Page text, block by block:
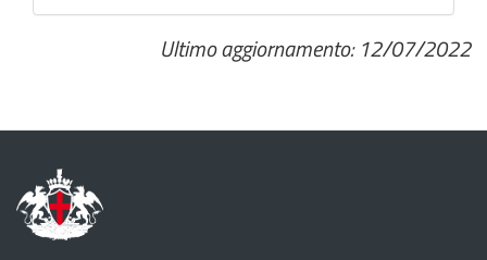
Ultimo aggiornamento: 12/07/2022